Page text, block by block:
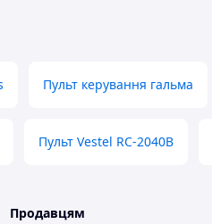
Пульт керування гальма
Пульт Vestel RC-2040B
Продавцям